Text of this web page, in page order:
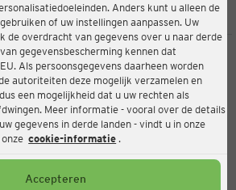
Anders kunt u alleen de
of uw instellingen aanpassen. Uw
de overdracht van gegevens over u naar derde
gegevensbescherming kennen dat
Als persoonsgegevens daarheen worden
autoriteiten deze mogelijk verzamelen en
een mogelijkheid dat u uw rechten als
Meer informatie - vooral over de details
gegevens in derde landen - vindt u in onze
cookie-informatie .
Accepteren
ASSORTIMENT ACTIES
family
1, 59821 Arnsberg
vandaag: